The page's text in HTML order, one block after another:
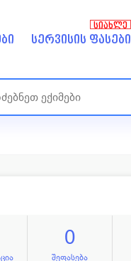
სერვისის ფასები
ᲡᲘᲐᲮᲚᲔ
0
შეფასება